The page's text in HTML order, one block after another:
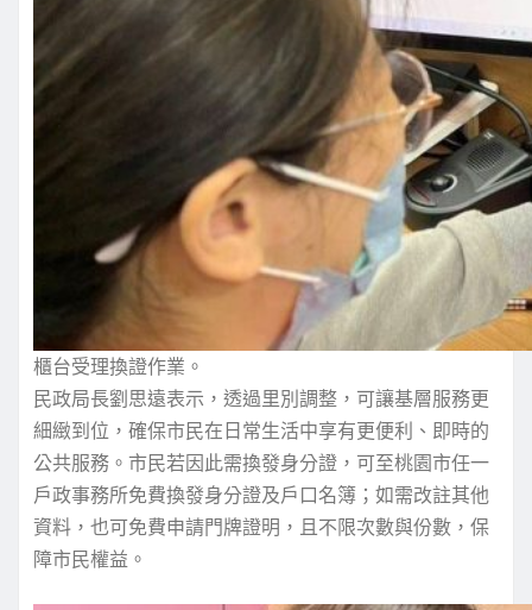
櫃台受理換證作業。
民政局長劉思遠表示，透過里別調整，可讓基層服務更
細緻到位，確保市民在日常生活中享有更便利、即時的
公共服務。市民若因此需換發身分證，可至桃園市任一
戶政事務所免費換發身分證及戶口名簿；如需改註其他
資料，也可免費申請門牌證明，且不限次數與份數，保
障市民權益。